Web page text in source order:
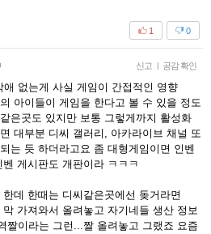
0
1
신고 공감 확인
없는게 사실 게임이 간접적인 영향
아이들이 게임을 한다고 볼 수 있을 정도
은곳도 있지만 보통 그렇게까지 활성화
대부분 디씨 갤러리, 아카라이브 채널 또
는 듯 하더라고요 좀 대형게임이면 인벤
게시판도 개판이라 ㅋㅋㅋ
데 한때는 디씨같은곳에선 돚거라면
가져와서 올려놓고 자기네들 생산 정보
짤이라는 그런...짤 올려놓고 그랬죠 요즘